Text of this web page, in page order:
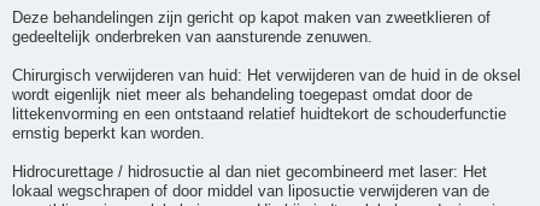
Deze behandelingen zijn gericht op kapot maken van zweetklieren of
gedeeltelijk onderbreken van aansturende zenuwen.
Chirurgisch verwijderen van huid: Het verwijderen van de huid in de oksel
wordt eigenlijk niet meer als behandeling toegepast omdat door de
littekenvorming en een ontstaand relatief huidtekort de schouderfunctie
ernstig beperkt kan worden.
Hidrocurettage / hidrosuctie al dan niet gecombineerd met laser: Het
lokaal wegschrapen of door middel van liposuctie verwijderen van de